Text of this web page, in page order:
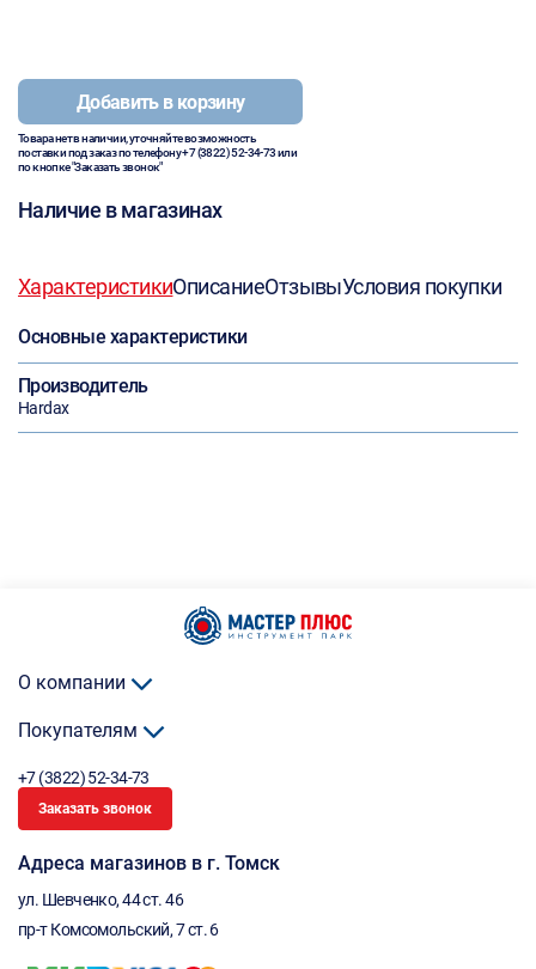
Добавить в корзину
Товара нет в наличии, уточняйте возможность
поставки под заказ по телефону+7 (3822) 52-34-73или
по кнопке "Заказать звонок"
Наличие в магазинах
ХарактеристикиОписаниеОтзывыУсловия покупки
Основные характеристики
Производитель
Hardax
О компании
Покупателям
+7 (3822) 52-34-73
Заказать звонок
Адреса магазинов в г. Томск
ул. Шевченко, 44 ст. 46
пр-т Комсомольский, 7 ст. 6